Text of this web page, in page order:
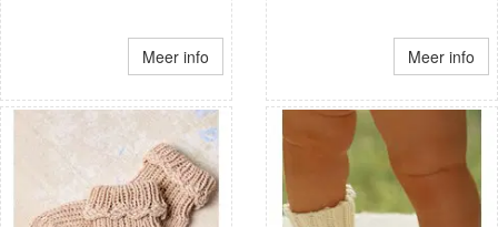
Meer info Meer info